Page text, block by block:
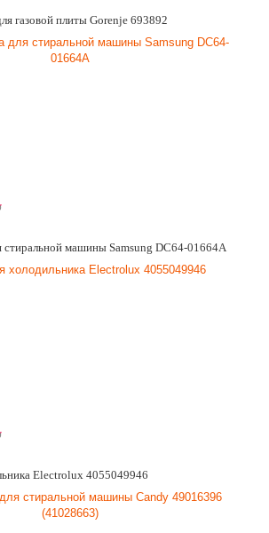
газовой плиты Gorenje 693892
машины Samsung DC64-01664A
Electrolux 4055049946